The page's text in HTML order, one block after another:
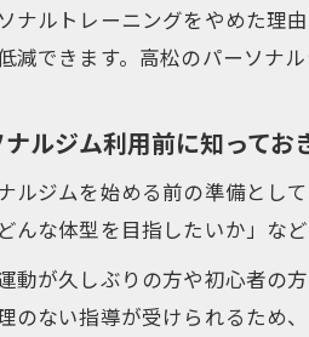
ソナルトレーニングをやめた
減できます。高松のパーソナ
ルジム利用前に知ってお
ルジムを始める前の準備とし
んな体型を目指したいか」な
動が久しぶりの方や初心者の
のない指導が受けられるため